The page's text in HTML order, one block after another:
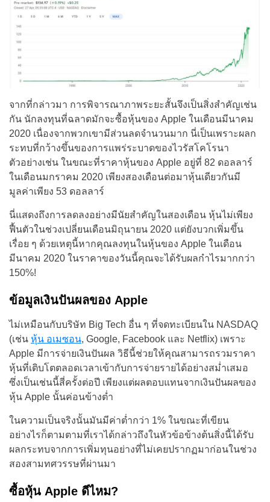
จากที่กล่าวมา การพิจารณาภาพระยะสั้นจึงเป็นสิ่งสำคัญเช่น
กัน นักลงทุนที่ฉลาดมักจะซื้อหุ้นของ Apple ในเดือนมีนาคม
2020 เนื่องจากพวกเขามีส่วนลดจำนวนมาก นี่เป็นเพราะผลก
ระทบที่กว้างขึ้นของการแพร่ระบาดของไวรัสโคโรนา
ตัวอย่างเช่น ในขณะที่ราคาหุ้นของ Apple อยู่ที่ 82 ดอลลาร์
ในเดือนมกราคม 2020 เพียงสองเดือนต่อมาหุ้นเดียวกันมี
มูลค่าเพียง 53 ดอลลาร์
นี่แสดงถึงการลดลงอย่างมีนัยสำคัญในสองเดือน หุ้นไม่เพียง
ฟื้นตัวในช่วงเปลี่ยนเดือนมิถุนายน 2020 แต่ยังบวกเพิ่มขึ้น
เรื่อย ๆ ด้วยเหตุนี้หากคุณลงทุนในหุ้นของ Apple ในเดือน
มีนาคม 2020 ในราคาของวันนี้คุณจะได้รับผลกำไรมากกว่า
150%!
ข้อมูลเงินปันผลของ Apple
ไม่เหมือนกับบริษัท Big Tech อื่น ๆ ที่จดทะเบียนใน NASDAQ
(เช่น หุ้น อเมซอน, Google, Facebook และ Netflix) เพราะ
Apple มีการจ่ายเงินปันผล วิธีนี้ช่วยให้คุณสามารถรวมราคา
หุ้นที่เติบโตตลอดเวลาเข้ากับการจ่ายรายได้อย่างสม่ำเสมอ
ซึ่งเป็นเช่นนี้สี่ครั้งต่อปี เพียงแต่ผลตอบแทนจากเงินปันผลของ
หุ้น Apple นั้นค่อนข้างต่ำ
ในความเป็นจริงนั้นมันมีค่าต่ำกว่า 1% ในขณะที่เขียน
อย่างไรก็ตามตามที่เราได้กล่าวถึงในหัวข้อข้างต้นสิ่งนี้ได้รับ
ผลกระทบจากการเพิ่มทุนอย่างที่ไม่เคยปรากฏมาก่อนในช่วง
สองสามทศวรรษที่ผ่านมา
ซื้อหุ้น Apple ดีไหม?